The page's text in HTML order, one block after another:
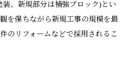
装、新規部分は補強ブロック)とい
を保ちながら新規工事の規模を最
のリフォームなどで採用されるこ